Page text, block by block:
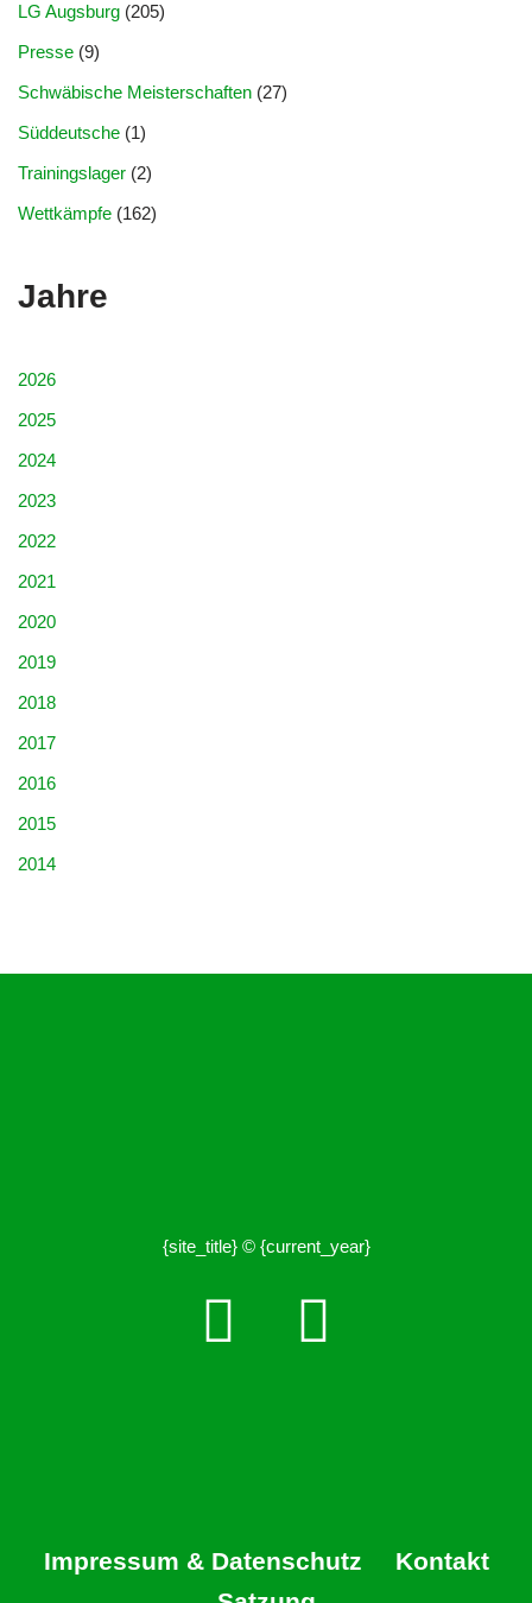
LG Augsburg (205)
Presse (9)
Schwäbische Meisterschaften (27)
Süddeutsche (1)
Trainingslager (2)
Wettkämpfe (162)
Jahre
2026
2025
2024
2023
2022
2021
2020
2019
2018
2017
2016
2015
2014
{site_title} © {current_year}
Impressum & Datenschutz
Kontakt